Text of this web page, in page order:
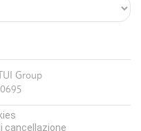
Group
cancellazione